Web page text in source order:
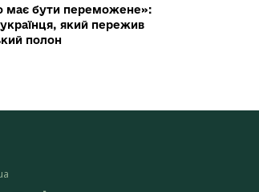
має бути переможене»:
українця, який пережив
полон